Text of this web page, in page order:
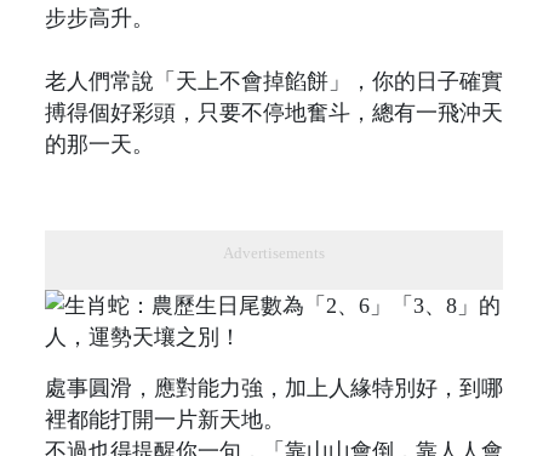
步步高升。
老人們常說「天上不會掉餡餅」，你的日子確實
搏得個好彩頭，只要不停地奮斗，總有一飛沖天
的那一天。
Advertisements
處事圓滑，應對能力強，加上人緣特別好，到哪
裡都能打開一片新天地。
不過也得提醒你一句，「靠山山會倒，靠人人會